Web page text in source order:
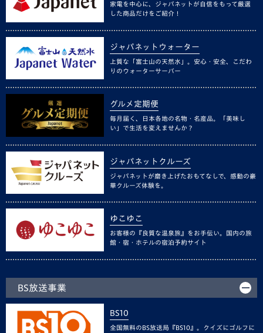
家電を中心に、ジャパネットが自信をもって厳選
した商品だけをご紹介！
ジャパネットウォーター
上質な「富士山の天然水」。安心・安全、こだわ
りのウォーターサーバー
グルメ定期便
毎月届く、日本各地の名物・名産品。「美味し
い」で生活を変えませんか？
ジャパネットクルーズ
ジャパネットが磨き上げたおもてなしで、感動の豪
華クルーズ体験を。
ゆこゆこ
お客様の『良質な温泉旅』をお手伝い。国内の旅
館・宿・ホテルの宿泊予約サイト
BS放送事業
BS10
全国無料のBS放送局『BS10』。クイズにゴルフに